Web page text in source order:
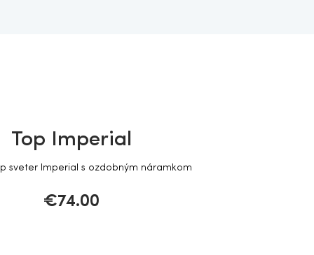
Top Imperial
sveter Imperial s ozdobným náramkom
€74.00